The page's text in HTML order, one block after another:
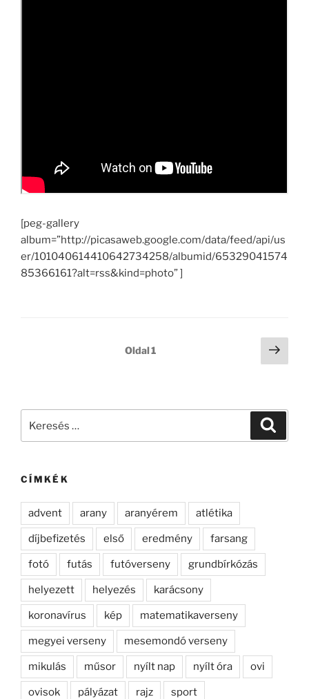
[peg-gallery
album=”http://picasaweb.google.com/data/feed/api/us
er/101040614410642734258/albumid/65329041574
85366161?alt=rss&kind=photo” ]
Oldal1
oldal
CÍMKÉK
advent arany aranyérem atlétika
díjbefizetés első eredmény farsang
fotó futás futóverseny grundbírkózás
helyezett helyezés karácsony
koronavírus kép matematikaverseny
megyei verseny mesemondó verseny
mikulás műsor nyílt nap nyílt óra ovi
ovisok pályázat rajz sport